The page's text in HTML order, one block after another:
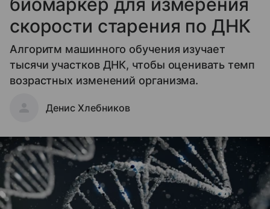
скорости старения по ДНК
Алгоритм машинного обучения изучает
тысячи участков ДНК, чтобы оценивать темп
возрастных изменений организма.
Денис Хлебников